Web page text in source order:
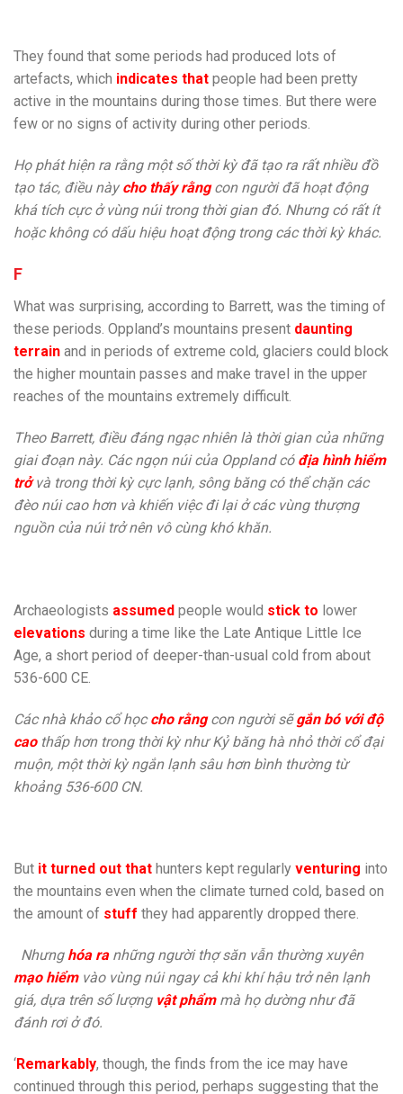
They found that some periods had produced lots of
artefacts, which indicates that people had been pretty
active in the mountains during those times. But there were
few or no signs of activity during other periods.
Họ phát hiện ra rằng một số thời kỳ đã tạo ra rất nhiều đồ
tạo tác, điều này cho thấy rằngcon người đã hoạt động
khá tích cực ở vùng núi trong thời gian đó. Nhưng có rất ít
hoặc không có dấu hiệu hoạt động trong các thời kỳ khác.
F
What was surprising, according to Barrett, was the timing of
these periods. Oppland’s mountains present daunting
terrain and in periods of extreme cold, glaciers could block
the higher mountain passes and make travel in the upper
reaches of the mountains extremely difficult.
Theo Barrett, điều đáng ngạc nhiên là thời gian của những
giai đoạn này. Các ngọn núi của Oppland có địa hình hiểm
trở và trong thời kỳ cực lạnh, sông băng có thể chặn các
đèo núi cao hơn và khiến việc đi lại ở các vùng thượng
nguồn của núi trở nên vô cùng khó khăn.
Archaeologists assumed people would stick to lower
elevations during a time like the Late Antique Little Ice
Age, a short period of deeper-than-usual cold from about
536-600 CE.
Các nhà khảo cổ họccho rằngcon người sẽgắn bó với độ
cao thấp hơn trong thời kỳ như Kỷ băng hà nhỏ thời cổ đại
muộn, một thời kỳ ngắn lạnh sâu hơn bình thường từ
khoảng 536-600 CN.
But it turned out that hunters kept regularly venturing into
the mountains even when the climate turned cold, based on
the amount of stuff they had apparently dropped there.
Nhưng hóa ranhững người thợ săn vẫn thường xuyên
mạo hiểm vào vùng núi ngay cả khi khí hậu trở nên lạnh
giá, dựa trên số lượng vật phẩm mà họ dường như đã
đánh rơi ở đó.
‘Remarkably, though, the finds from the ice may have
continued through this period, perhaps suggesting that the